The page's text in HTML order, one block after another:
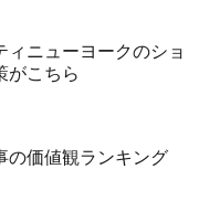
ィニューヨークのショ
がこちら
の価値観ランキング